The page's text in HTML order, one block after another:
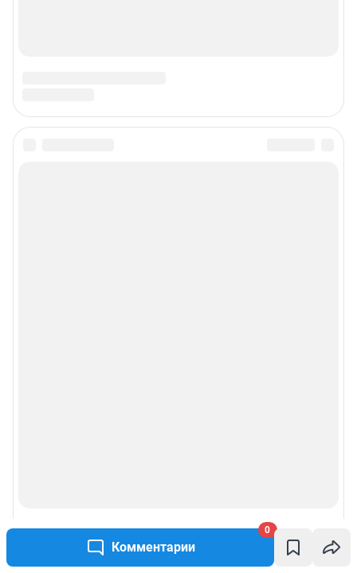
Комментарии
0